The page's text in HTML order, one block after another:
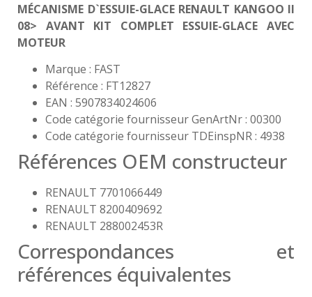
MÉCANISME D`ESSUIE-GLACE RENAULT KANGOO II
08> AVANT KIT COMPLET ESSUIE-GLACE AVEC
MOTEUR
Marque : FAST
Référence : FT12827
EAN : 5907834024606
Code catégorie fournisseur GenArtNr : 00300
Code catégorie fournisseur TDEinspNR : 4938
Références OEM constructeur
RENAULT 7701066449
RENAULT 8200409692
RENAULT 288002453R
Correspondances et
références équivalentes